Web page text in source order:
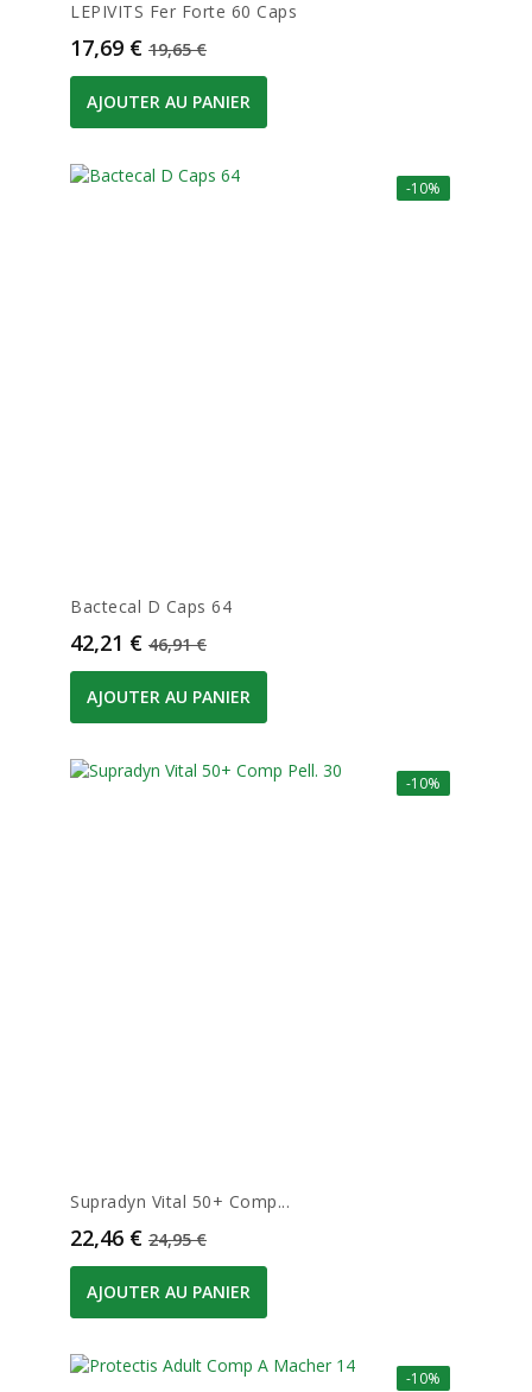
LEPIVITS Fer Forte 60 Caps
Prix
17,69 € Prix de base
19,65 €
AJOUTER AU PANIER
-10%
Bactecal D Caps 64
Prix
42,21 € Prix de base
46,91 €
AJOUTER AU PANIER
-10%
Supradyn Vital 50+ Comp...
Prix
22,46 € Prix de base
24,95 €
AJOUTER AU PANIER
-10%